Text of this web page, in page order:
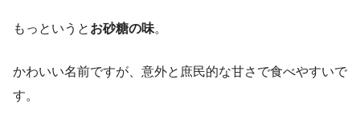
もっというと お砂糖の味。
かわいい名前ですが、意外と庶民的な甘さで食べやすいで
す。